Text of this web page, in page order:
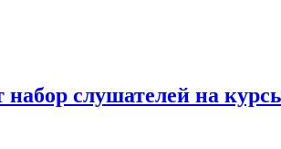
слушателей на